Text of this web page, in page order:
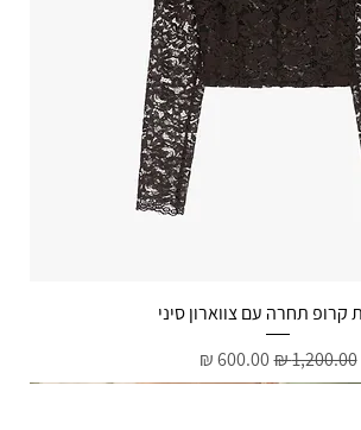
תצוגה מהירה
קרופ תחרה עם צווארון סיני
מחיר רגיל‏1,200.00 ‏₪ מחיר מבצע‏600.00 ‏₪